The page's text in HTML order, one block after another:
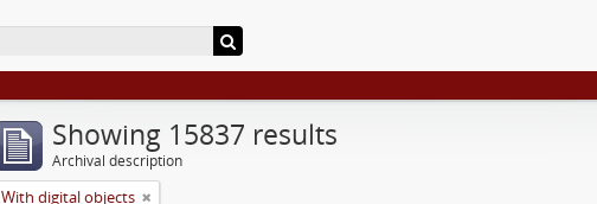
Showing 15837 results
Archival description
With digital objects